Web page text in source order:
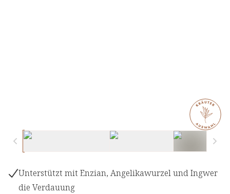
Unterstützt mit Enzian, Angelikawurzel und Ingwer
die Verdauung